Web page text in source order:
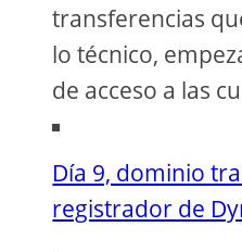
transferencias
lo técnico,
de acceso a las
Día 9, dominio
registrador de